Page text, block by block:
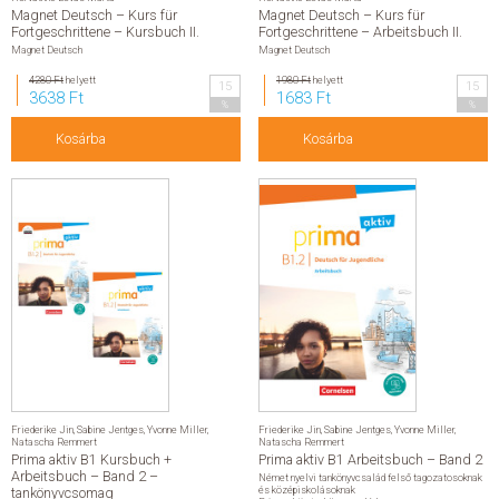
Magnet Deutsch – Kurs für
Fortgeschrittene – Kursbuch II.
Magnet Deutsch
4280 Fthelyett
3638 Ft
15
Kosárba
Magnet Deutsch – Kurs für
Fortgeschrittene – Arbeitsbuch II.
Magnet Deutsch
1980 Fthelyett
1683 Ft
15
Kosárba
Friederike Jin Sabine Jentges Yvonne Miller,
Natascha Remmert
Prima aktiv B1 Kursbuch +
Arbeitsbuch – Band 2 –
tankönyvcsomag
Friederike Jin Sabine Jentges Yvonne Miller,
Natascha Remmert
Prima aktiv B1 Arbeitsbuch – Band 2
Német nyelvi tankönyvcsalád felső tagozatosoknak
és középiskolásoknak
Krimi, fantasy, sci-fi
Krimi, fantasy, sci-fi
Krimi
További címek
Életmód, egészség
Jóga, fitness
Szexualitás
További címek
Utazás
Utazás
Útiszótár
Útikönyv
Segédkönyv, tankönyv
Segédkönyv, tankönyv
Földrajz
Informatika
Kémia
Közgazdaságtan
Magyar nyelv és irodalom